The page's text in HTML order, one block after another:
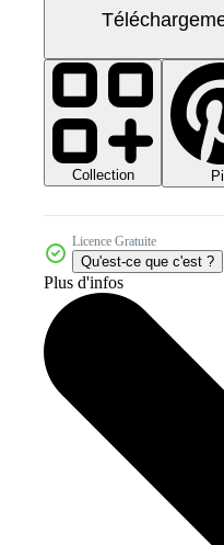
Collection
Licence Gratuite
Qu'est-ce que c'est ?
Plus d'infos